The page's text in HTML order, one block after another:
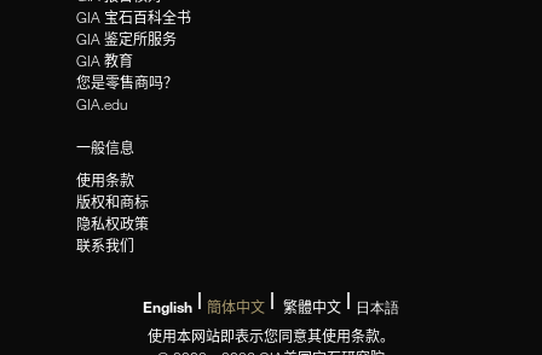
GIA 宝石百科全书
GIA 鉴定所服务
GIA 教育
您是零售商吗？
GIA.edu
一般信息
使用条款
版权和商标
隐私权政策
联系我们
English 簡体中文 繁體中文
日本語
使用本网站即表示您同意其使用条款。